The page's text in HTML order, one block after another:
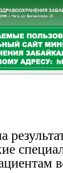
к